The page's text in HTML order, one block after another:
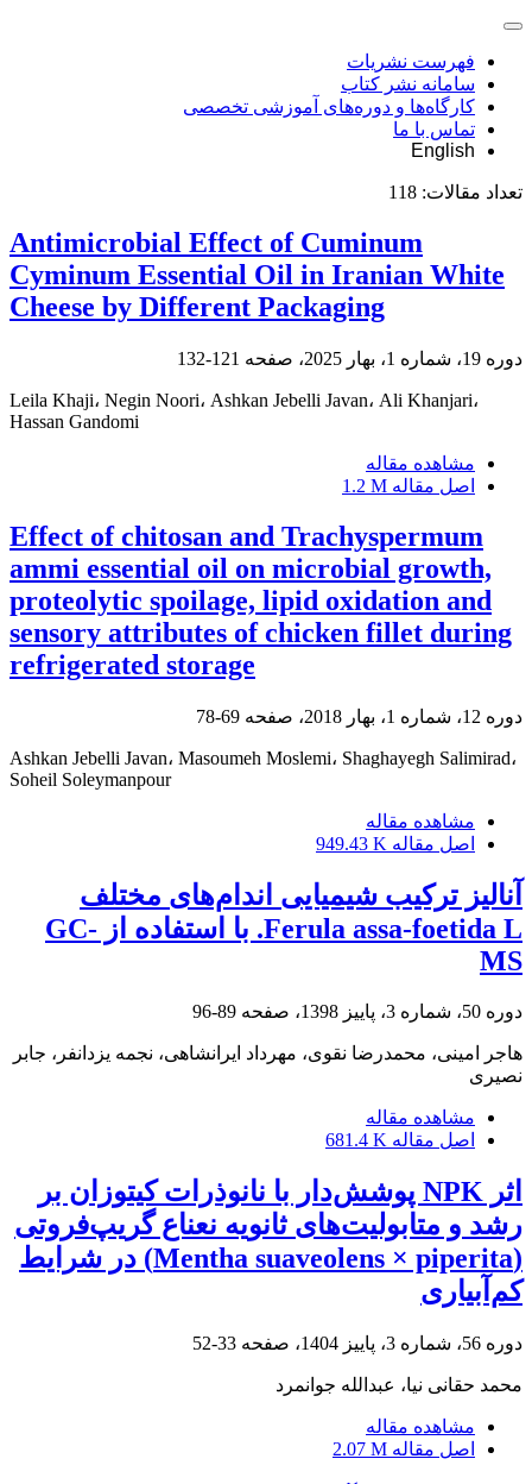
فهرست نشریات
سامانه نشر کتاب
کارگاه‌ها و دوره‌های آموزشی تخصصی
تماس با ما
English
تعداد مقالات: 118
Antimicrobial Effect of Cuminum
Cyminum Essential Oil in Iranian White
Cheese by Different Packaging
دوره 19، شماره 1، بهار 2025، صفحه 121-132
Leila Khaji، Negin Noori، Ashkan Jebelli Javan، Ali Khanjari،
Hassan Gandomi
مشاهده مقاله
اصل مقاله 1.2 M
Effect of chitosan and Trachyspermum
ammi essential oil on microbial growth,
proteolytic spoilage, lipid oxidation and
sensory attributes of chicken fillet during
refrigerated storage
دوره 12، شماره 1، بهار 2018، صفحه 69-78
Ashkan Jebelli Javan، Masoumeh Moslemi، Shaghayegh Salimirad،
Soheil Soleymanpour
مشاهده مقاله
اصل مقاله 949.43 K
آنالیز ترکیب شیمیایی اندام‌های مختلف
Ferula assa-foetida L. با استفاده از GC-
MS
دوره 50، شماره 3، پاییز 1398، صفحه 89-96
هاجر امینی، محمدرضا نقوی، مهرداد ایرانشاهی، نجمه یزدانفر، جابر
نصیری
مشاهده مقاله
اصل مقاله 681.4 K
اثر NPK پوشش‌دار با نانوذرات کیتوزان بر
رشد و متابولیت‌های ثانویه نعناع گریپ‌فروتی
(Mentha suaveolens × piperita) در شرایط
کم‌آبیاری
دوره 56، شماره 3، پاییز 1404، صفحه 33-52
محمد حقانی نیا، عبدالله جوانمرد
مشاهده مقاله
اصل مقاله 2.07 M